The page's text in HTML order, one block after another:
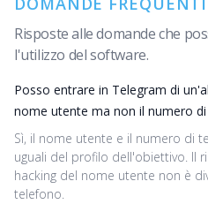
Risposte alle domande che
l'utilizzo del software.
Posso entrare in Telegram di
nome utente ma non il numero
Sì, il nome utente e il numero di
uguali del profilo dell'obiettivo. Il
hacking del nome utente non è
telefono.